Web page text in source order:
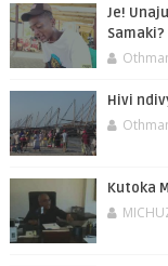
Je!
Hivi
Kutoka